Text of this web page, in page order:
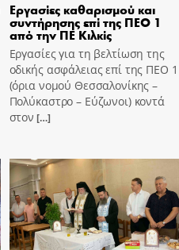
Εργασίες καθαρισμού και
συντήρησης επί της ΠΕΟ 1
από την ΠΕ Κιλκίς
Εργασίες για τη βελτίωση της
οδικής ασφάλειας επί της ΠΕΟ 1
(όρια νομού Θεσσαλονίκης –
Πολύκαστρο – Εύζωνοι) κοντά
στον […]